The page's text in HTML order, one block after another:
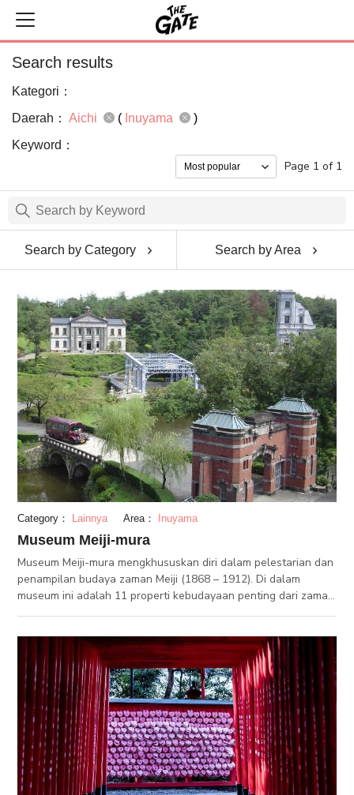
Search results
Kategori：
Daerah： Aichi ( Inuyama
)
Keyword：
Page 1 of 1
Search by Category Search by Area
Category： Lainnya Area： Inuyama
Museum Meiji-mura
Museum Meiji-mura mengkhususkan diri dalam pelestarian dan
penampilan budaya zaman Meiji (1868 – 1912). Di dalam
museum ini adalah 11 properti kebudayaan penting dari zaman
mencoba masakan dari zaman tersebut. Tempat ini sangat
menarik terutama kepada Anda yang tertarik kepada sejarah
Jepang dan awal dari Jepang modern yang kita kenal sekarang.